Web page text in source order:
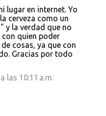
lugar en internet. Yo
cerveza como un
y la verdad que no
quien poder
cosas, ya que con
Gracias por todo
las 10:11 a.m.